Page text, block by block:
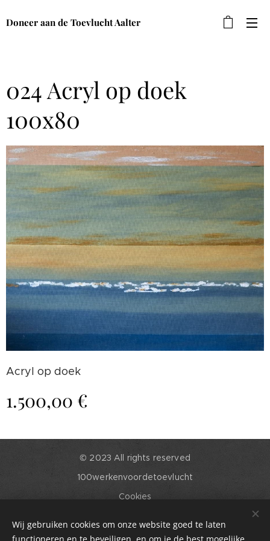
Doneer aan de Toevlucht Aalter
024 Acryl op doek
100x80
Acryl op doek
1.500,00 €
© 2023 All rights reserved
100werkenvoordetoevlucht
Cookies
Talen
English
Nederlands
Wij gebruiken cookies om onze website goed te laten